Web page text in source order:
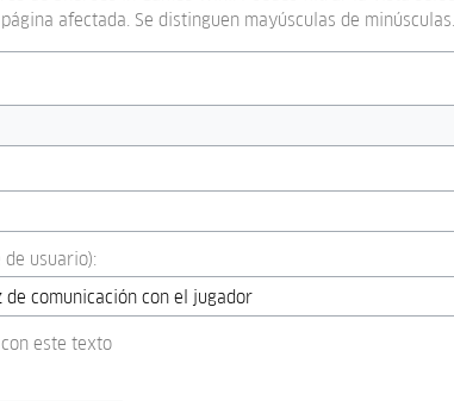
afectada. Se distinguen mayúsculas de minúsculas.
usuario):
este texto